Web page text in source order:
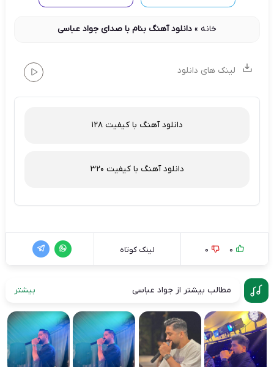
خانه» دانلود آهنگ بنام با صدای جواد عباسی
لینک های دانلود
دانلود آهنگ با کیفیت 128
دانلود آهنگ با کیفیت 320
0
0 لینک کوتاه
مطالب بیشتر از جواد عباسی بیشتر